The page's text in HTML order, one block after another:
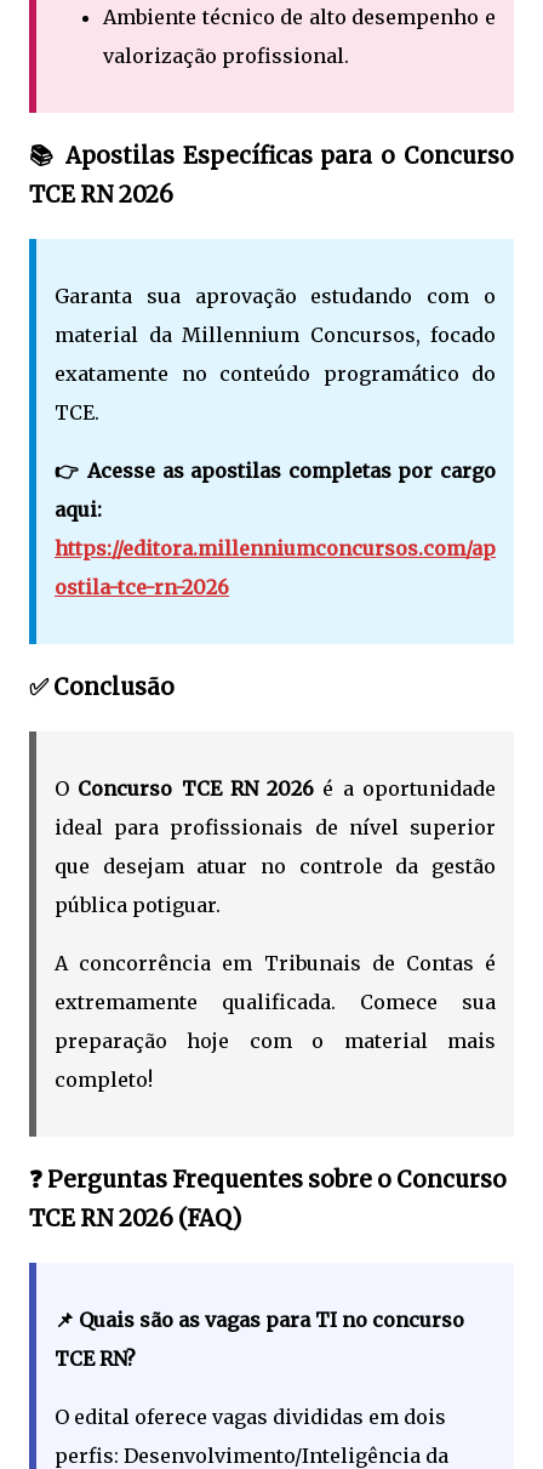
Ambiente técnico de alto desempenho e
valorização profissional.
📚 Apostilas Específicas para o Concurso
TCE RN 2026
Garanta sua aprovação estudando com o
material da Millennium Concursos, focado
exatamente no conteúdo programático do
TCE.
👉 Acesse as apostilas completas por cargo
aqui:
https://editora.millenniumconcursos.com/ap
ostila-tce-rn-2026
✅ Conclusão
O Concurso TCE RN 2026 é a oportunidade
ideal para profissionais de nível superior
que desejam atuar no controle da gestão
pública potiguar.
A concorrência em Tribunais de Contas é
extremamente qualificada. Comece sua
preparação hoje com o material mais
completo!
❓ Perguntas Frequentes sobre o Concurso
TCE RN 2026 (FAQ)
📌 Quais são as vagas para TI no concurso
TCE RN?
O edital oferece vagas divididas em dois
perfis: Desenvolvimento/Inteligência da